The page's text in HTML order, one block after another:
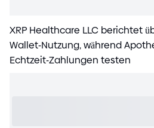
XRP Healthcare LLC berichtet
Wallet-Nutzung, während
Echtzeit-Zahlungen testen